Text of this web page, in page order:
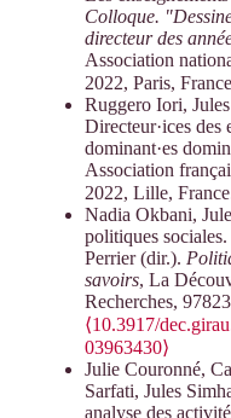
Colloque.
directeur des
Association
2022, Paris,
Ruggero Iori,
Directeur·ices des
dominant·es
Association
2022, Lille,
Nadia Okbani,
politiques
Perrier (dir.).
savoirs, La
Recherches,
⟨10.3917/
03963430⟩
Julie Couronné,
Sarfati, Jules
analyse des